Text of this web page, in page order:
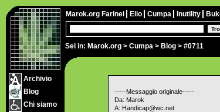
Sei in: Marok.org > Cumpa > Blog > #0711
Marok.org Farinei Elio Cumpa Inutility
Archivio
Blog
Chi siamo
-----Messaggio originale-----
Da: Marok
A: Handicap@wc.net